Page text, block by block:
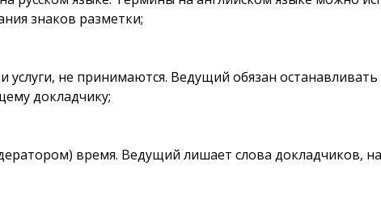
знаков разметки;
не принимаются. Ведущий обязан останавливать
докладчику;
время. Ведущий лишает слова докладчиков,